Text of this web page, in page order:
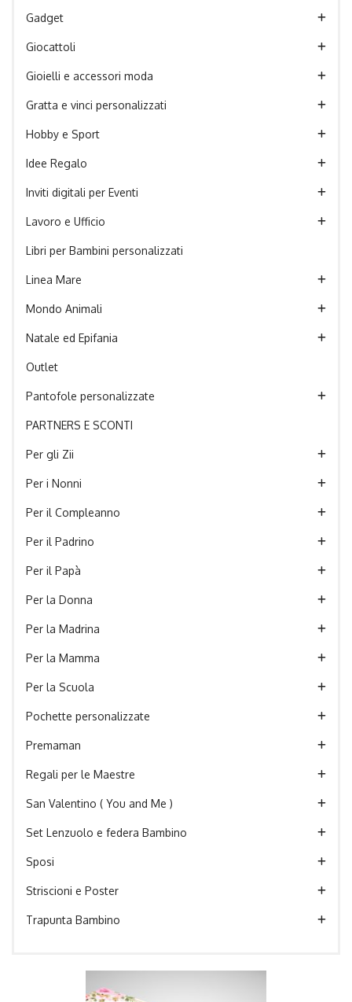
Gadget
Giocattoli
Gioielli e accessori moda
Gratta e vinci personalizzati
Hobby e Sport
Idee Regalo
Inviti digitali per Eventi
Lavoro e Ufficio
Libri per Bambini personalizzati
Linea Mare
Mondo Animali
Natale ed Epifania
Outlet
Pantofole personalizzate
PARTNERS E SCONTI
Per gli Zii
Per i Nonni
Per il Compleanno
Per il Padrino
Per il Papà
Per la Donna
Per la Madrina
Per la Mamma
Per la Scuola
Pochette personalizzate
Premaman
Regali per le Maestre
San Valentino ( You and Me )
Set Lenzuolo e federa Bambino
Sposi
Striscioni e Poster
Trapunta Bambino